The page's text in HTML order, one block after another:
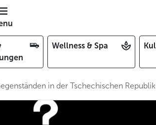
Wellness & Spa
in der Tschechischen Republik